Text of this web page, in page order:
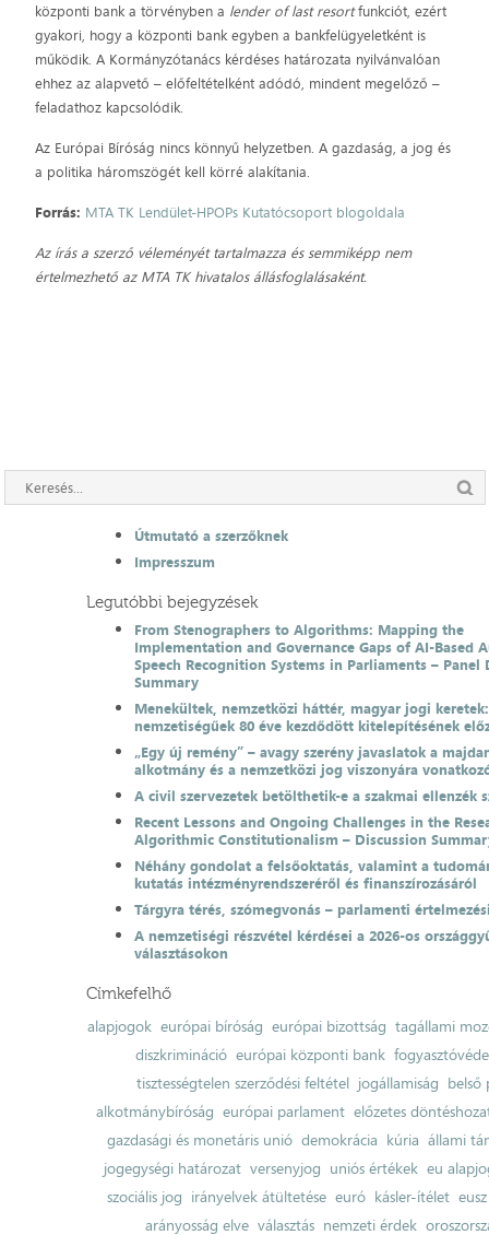
központi bank a törvényben a lender of last resortfunkciót, ezért
gyakori, hogy a központi bank egyben a bankfelügyeletként is
működik. A Kormányzótanács kérdéses határozata nyilvánvalóan
ehhez az alapvető – előfeltételként adódó, mindent megelőző –
feladathoz kapcsolódik.
Az Európai Bíróság nincs könnyű helyzetben. A gazdaság, a jog és
a politika háromszögét kell körré alakítania.
Forrás: MTA TK Lendület-HPOPs Kutatócsoport blogoldala
Az írás a szerző véleményét tartalmazza és semmiképp nem
értelmezhető az MTA TK hivatalos állásfoglalásaként.
Útmutató a szerzőknek
Impresszum
Legutóbbi bejegyzések
From Stenographers to Algorithms: Mapping the
Implementation and Governance Gaps of AI-Based
Speech Recognition Systems in Parliaments – Panel
Summary
Menekültek, nemzetközi háttér, magyar jogi
nemzetiségűek 80 éve kezdődött kitelepítésének
„Egy új remény” – avagy szerény javaslatok a
alkotmány és a nemzetközi jog viszonyára
A civil szervezetek betölthetik-e a szakmai ellenzék
Recent Lessons and Ongoing Challenges in the
Algorithmic Constitutionalism – Discussion
Néhány gondolat a felsőoktatás, valamint a
kutatás intézményrendszeréről és finanszírozásáról
Tárgyra térés, szómegvonás – parlamenti
A nemzetiségi részvétel kérdései a 2026-os
választásokon
Címkefelhő
alapjogok európai bíróság európai bizottság tagállami
diszkrimináció európai központi bank
tisztességtelen szerződési feltétel jogállamiság belső
alkotmánybíróság európai parlament előzetes
gazdasági és monetáris unió demokrácia kúria állami
jogegységi határozat versenyjog uniós értékek eu
szociális jog irányelvek átültetése euró kásler-ítélet
arányosság elve választás nemzeti érdek